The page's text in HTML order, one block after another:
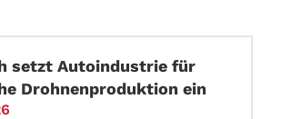
setzt Autoindustrie für
Drohnenproduktion ein